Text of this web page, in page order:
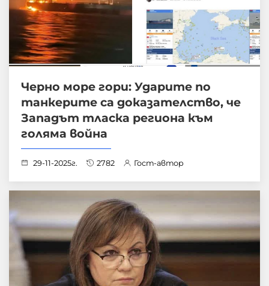
Черно море гори: Ударите по
танкерите са доказателство, че
Западът тласка региона към
голяма война
29-11-2025г. 2782 Гост-автор